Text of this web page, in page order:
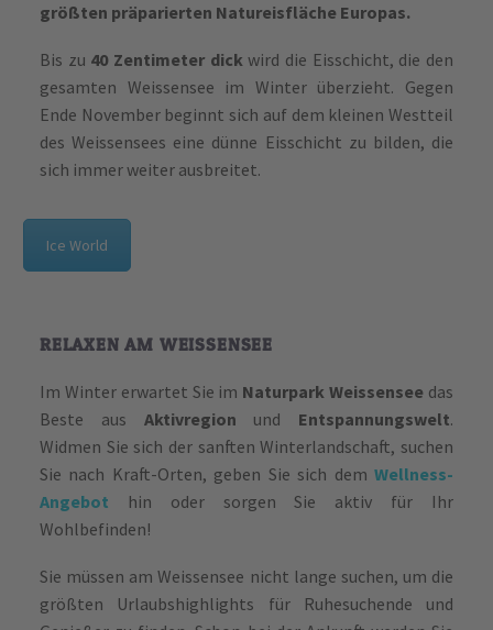
größten präparierten Natureisfläche Europas.
Bis zu 40 Zentimeter dick wird die Eisschicht, die den
gesamten Weissensee im Winter überzieht. Gegen
Ende November beginnt sich auf dem kleinen Westteil
des Weissensees eine dünne Eisschicht zu bilden, die
sich immer weiter ausbreitet.
Ice World
RELAXEN AM WEISSENSEE
Im Winter erwartet Sie im Naturpark Weissensee das
Beste aus Aktivregion und Entspannungswelt.
Widmen Sie sich der sanften Winterlandschaft, suchen
Sie nach Kraft-Orten, geben Sie sich dem Wellness-
Angebot hin oder sorgen Sie aktiv für Ihr
Wohlbefinden!
Sie müssen am Weissensee nicht lange suchen, um die
größten Urlaubshighlights für Ruhesuchende und